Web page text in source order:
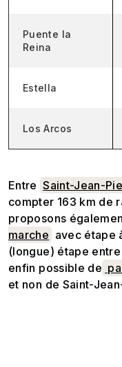
Puente la
Reina
Estella
Los Arcos
Entre Saint-Jean-
compter 163 km de
proposons
marche avec étape
(longue) étape
enfin possible de
et non de Saint-